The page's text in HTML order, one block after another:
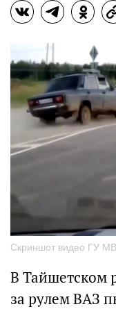
Скриншот видео ГУ
В Тайшетском
за рулем ВАЗ